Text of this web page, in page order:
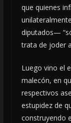
que quienes
diputados—
trata de joder
Luego vino el
malecón, en
respectivos
estupidez de
construyendo